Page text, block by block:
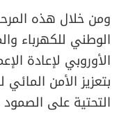
ومن خلال هذه
الوطني للكهرباء
الأوروبي لإعادة
بتعزيز الأمن
التحتية على